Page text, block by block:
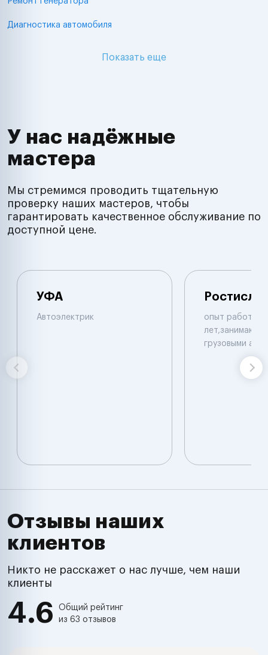
Диагностика автомобиля
Показать еще
У нас надёжные
мастера
Мы стремимся проводить тщательную
проверку наших мастеров, чтобы
гарантировать качественное обслуживание по
доступной цене.
УФА
Автоэлектрик
Ростислав
опыт работы
лет,занимаюсь
грузовыми
Отзывы наших
клиентов
Никто не расскажет о нас лучше, чем наши
клиенты
4.6
Общий рейтинг
из 63 отзывов